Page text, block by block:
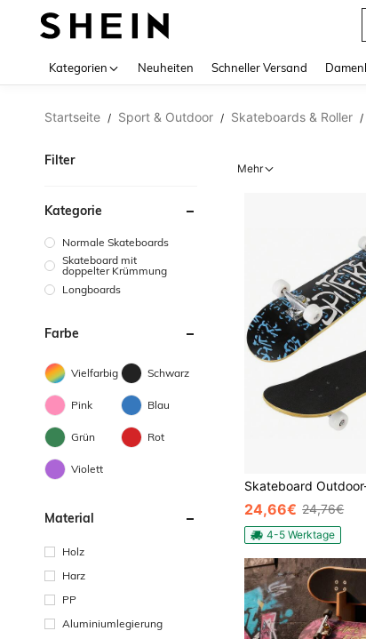
Kategorien Neuheiten Schneller Versand
Startseite / Sport & Outdoor / Skateboards & Roller /
Filter
Kategorie
Normale Skateboards
Skateboard mit
doppelter Krümmung
Longboards
Farbe
Vielfarbig Schwarz
Pink Blau
Grün Rot
Violett
Material
Holz
Harz
PP
Aluminiumlegierung
Mehr
24,66€ 24,76€
4-5 Werktage